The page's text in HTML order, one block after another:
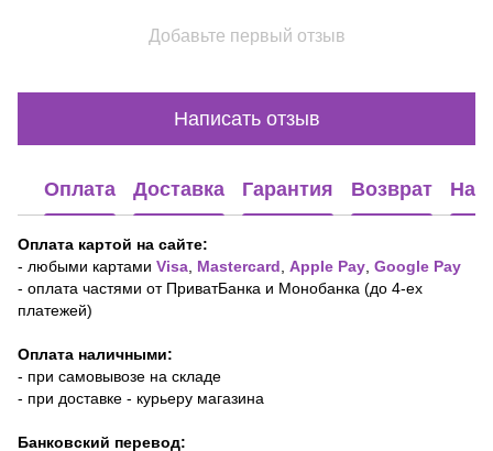
Добавьте первый отзыв
Написать отзыв
Оплата Доставка Гарантия Возврат
Оплата картой на сайте:
- любыми картами Visa, Mastercard, Apple Pay, Google Pay
- оплата частями от ПриватБанка и Монобанка (до 4-ех
платежей)
Оплата наличными:
- при самовывозе на складе
- при доставке - курьеру магазина
Банковский перевод: